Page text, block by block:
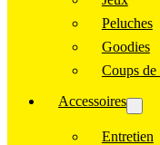
Peluches
Goodies
Coups
Accessoires
Entretien